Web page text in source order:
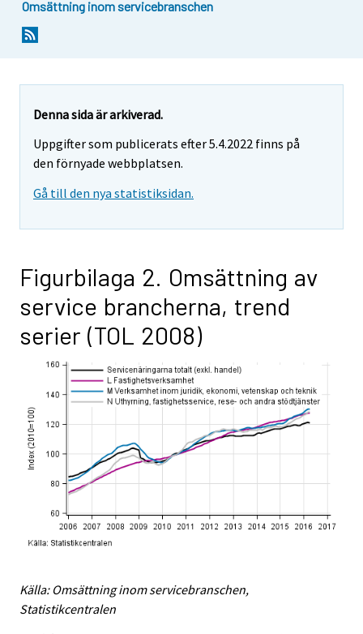
Omsättning inom servicebranschen
Denna sida är arkiverad.
Uppgifter som publicerats efter 5.4.2022 finns på
den förnyade webbplatsen.
Gå till den nya statistiksidan.
Figurbilaga 2. Omsättning av
service brancherna, trend
serier (TOL 2008)
Källa: Omsättning inom servicebranschen,
Statistikcentralen